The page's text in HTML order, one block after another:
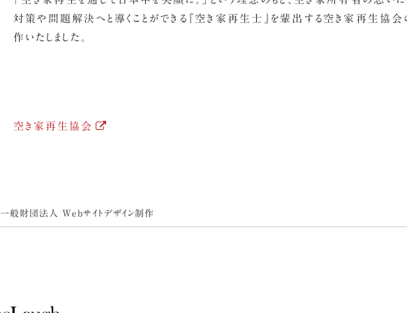
対策や問題解決へと導くことができる『空き家再生士』を輩出する空き家再生協会
作いたしました。
空き家再生協会
一般財団法人 Webサイトデザイン制作